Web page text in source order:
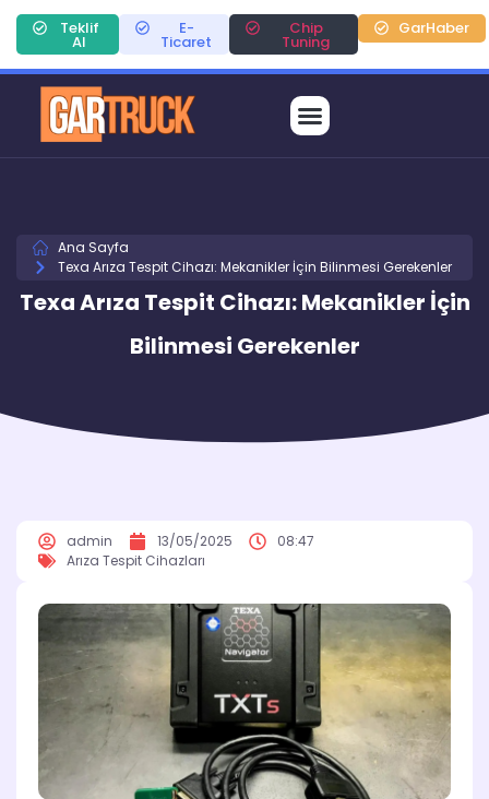
Teklif
Al
E-
Ticaret
Chip
Tuning
GarHaber
Ana Sayfa
Texa Arıza Tespit Cihazı: Mekanikler İçin Bilinmesi Gerekenler
Texa Arıza Tespit Cihazı: Mekanikler İçin
Bilinmesi Gerekenler
admin 13/05/2025
08:47
Arıza Tespit Cihazları